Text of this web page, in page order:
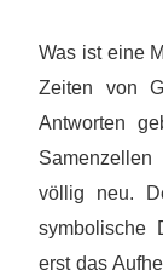
Was ist eine
Zeiten von
Antworten
völlig neu.
symbolische
erst das